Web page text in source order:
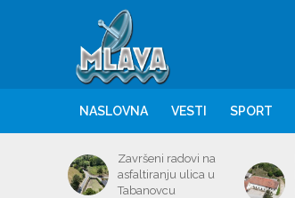
NASLOVNA VESTI SPORT
Završeni radovi na
asfaltiranju ulica u
Tabanovcu